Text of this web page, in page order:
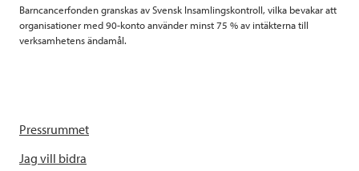
Barncancerfonden granskas av Svensk Insamlingskontroll, vilka bevakar att
organisationer med 90-konto använder minst 75 % av intäkterna till
verksamhetens ändamål.
Pressrummet
Jag vill bidra